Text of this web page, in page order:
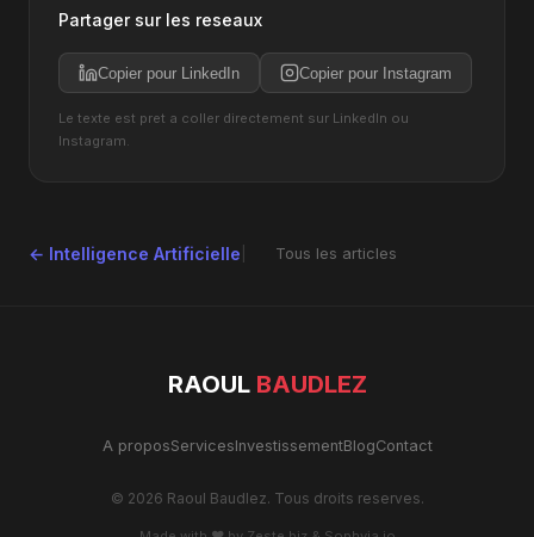
Partager sur les reseaux
Copier pour LinkedIn Copier pour Instagram
Le texte est pret a coller directement sur LinkedIn ou
Instagram.
← Intelligence Artificielle Tous les articles
RAOUL BAUDLEZ
A proposServicesInvestissementBlogContact
© 2026 Raoul Baudlez. Tous droits reserves.